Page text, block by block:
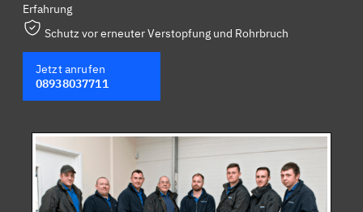
Erfahrung
Schutz vor erneuter Verstopfung und Rohrbruch
Jetzt anrufen
08938037711